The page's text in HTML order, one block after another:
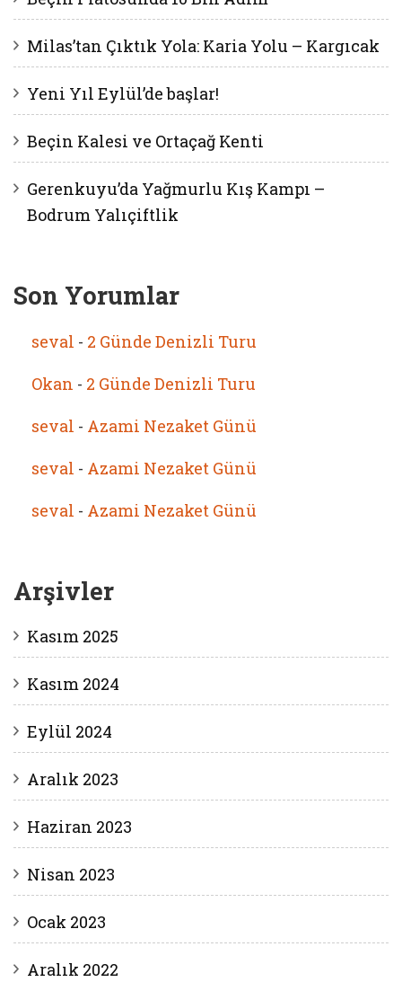
Milas’tan Çıktık Yola: Karia Yolu – Kargıcak
Yeni Yıl Eylül’de başlar!
Beçin Kalesi ve Ortaçağ Kenti
Gerenkuyu’da Yağmurlu Kış Kampı –
Bodrum Yalıçiftlik
Son Yorumlar
seval - 2 Günde Denizli Turu
Okan - 2 Günde Denizli Turu
seval - Azami Nezaket Günü
seval - Azami Nezaket Günü
seval - Azami Nezaket Günü
Arşivler
Kasım 2025
Kasım 2024
Eylül 2024
Aralık 2023
Haziran 2023
Nisan 2023
Ocak 2023
Aralık 2022